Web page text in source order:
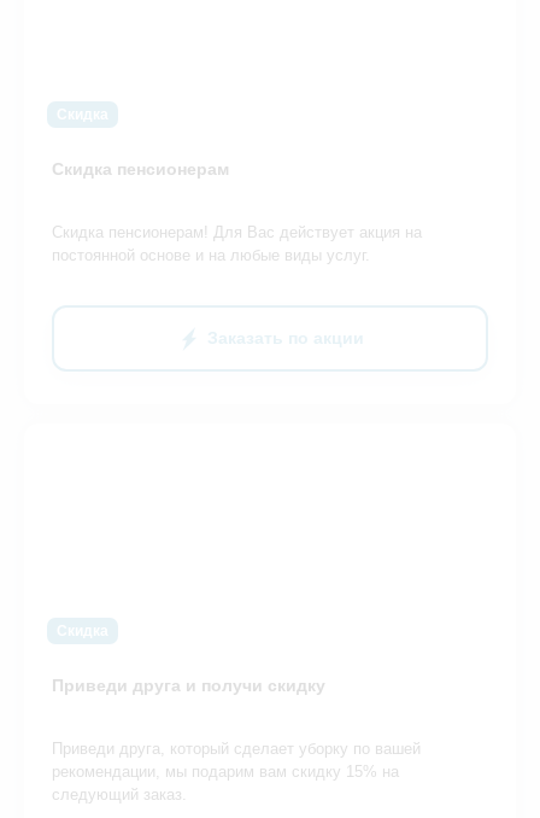
Скидка
Скидка пенсионерам
Скидка пенсионерам! Для Вас действует акция на
постоянной основе и на любые виды услуг.
Заказать по акции
Скидка
Приведи друга и получи скидку
Приведи друга, который сделает уборку по вашей
рекомендации, мы подарим вам скидку 15% на
следующий заказ.